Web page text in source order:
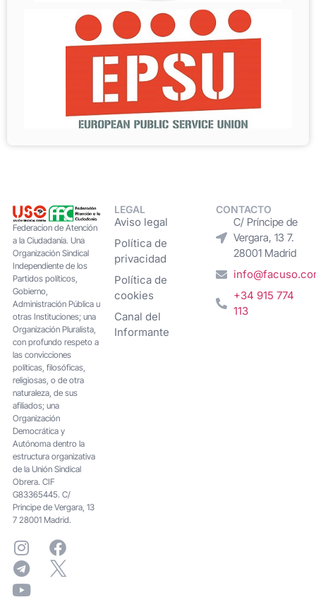
Federacion de Atención
a la Ciudadanía. Una
Organización Sindical
Independiente de los
Partidos políticos,
Gobierno,
Administración Pública u
otras Instituciones; una
Organización Pluralista,
con profundo respeto a
las convicciones
políticas, filosóficas,
religiosas, o de otra
naturaleza, de sus
afiliados; una
Organización
Democrática y
Autónoma dentro la
estructura organizativa
de la Unión Sindical
Obrera. CIF
G83365445. C/
Principe de Vergara, 13
7 28001 Madrid.
LEGAL
Aviso legal
Política de
privacidad
Política de
cookies
Canal del
Informante
CONTACTO
C/ Príncipe de
Vergara, 13 7.
28001 Madrid
+34 915 774
113